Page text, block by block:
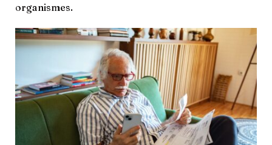
organismes.